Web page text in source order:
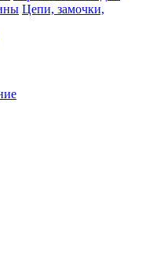
Цепи, замочки,